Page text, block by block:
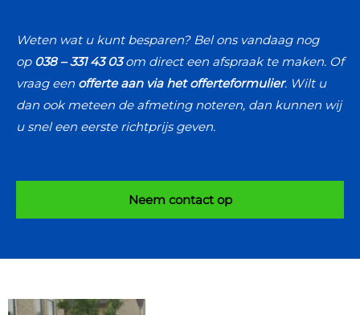
Weten wat u kunt besparen? Bel ons vandaag nog
op 038 – 331 43 03om direct een afspraak te maken. Of
vraag een offerte aan via het offerteformulier. Wilt u
dan ook meteen de afmeting noteren, dan kunnen wij
u snel een eerste richtprijs geven.
Neem contact op